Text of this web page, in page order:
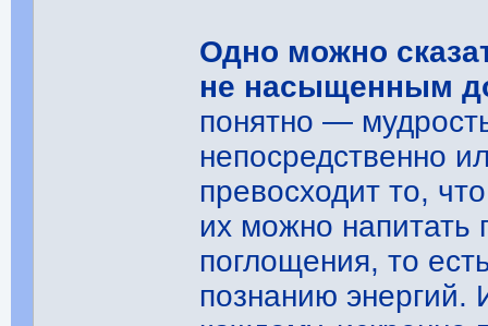
Одно можно
не насыщенным
понятно ―
непосредственно
превосходит то,
их можно напитать
поглощения, то
познанию энергий.